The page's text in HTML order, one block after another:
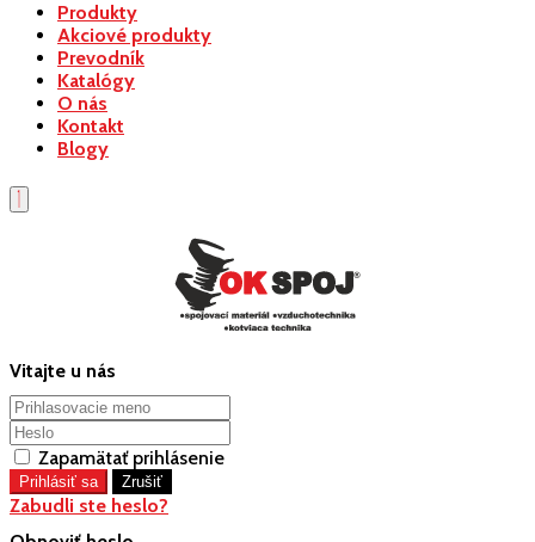
Produkty
Akciové produkty
Prevodník
Katalógy
O nás
Kontakt
Blogy
Vitajte u nás
Zapamätať prihlásenie
Zabudli ste heslo?